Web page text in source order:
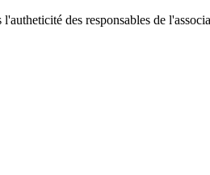
des responsables de